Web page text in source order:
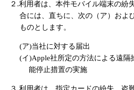
２.利用者は、本件モバイル端末の紛
合には、直ちに、次の（ア）およ
ものとします。
(ア)当社に対する届出
(イ)Apple社所定の方法による遠隔
能停止措置の実施